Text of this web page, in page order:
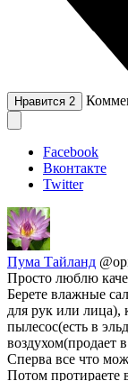
Нравится 2
Facebook
Вконтакте
Twitter
Пума Тайланд
Просто люблю
Берете влажные
для рук или лица),
пылесос(есть в
воздухом(продает
Сперва все что
Потом протираете